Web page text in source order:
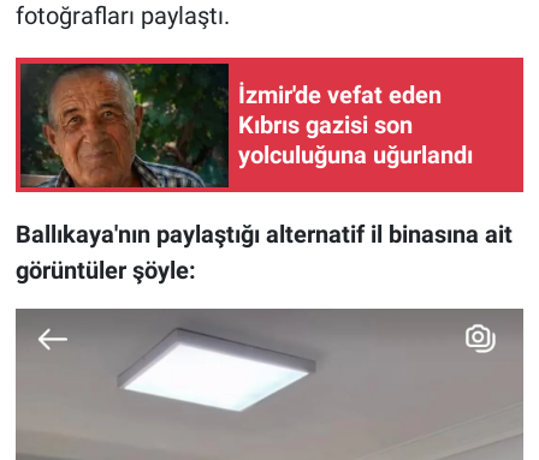
fotoğrafları paylaştı.
İzmir'de vefat eden
Kıbrıs gazisi son
yolculuğuna uğurlandı
Ballıkaya'nın paylaştığı alternatif il binasına ait
görüntüler şöyle: